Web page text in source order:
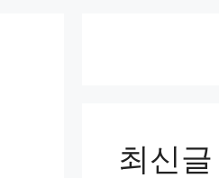
최신글